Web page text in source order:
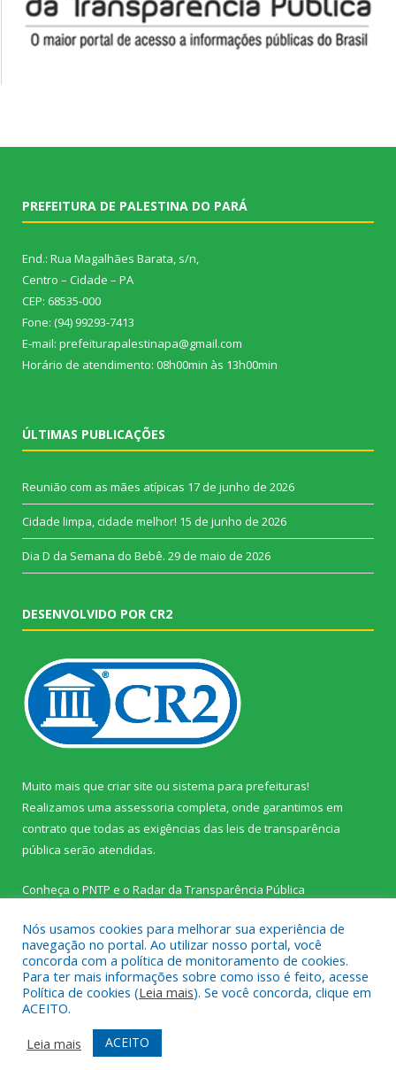
PREFEITURA DE PALESTINA DO PARÁ
End.: Rua Magalhães Barata, s/n,
Centro – Cidade – PA
CEP: 68535-000
Fone: (94) 99293-7413
E-mail: prefeiturapalestinapa@gmail.com
Horário de atendimento: 08h00min às 13h00min
ÚLTIMAS PUBLICAÇÕES
Reunião com as mães atípicas 17 de junho de 2026
Cidade limpa, cidade melhor! 15 de junho de 2026
Dia D da Semana do Bebê. 29 de maio de 2026
DESENVOLVIDO POR CR2
Muito mais que criar site ou sistema para prefeituras!
Realizamos uma assessoria completa, onde garantimos em
contrato que todas as exigências das leis de transparência
pública serão atendidas.
Conheça o PNTP e o Radar da Transparência Pública
Todos os direitos reservados a Prefeitura Municipal de Palestina
do Pará.
Mapa do Site
Acessar Área Administrativa
Acessar Webmail
Nós usamos cookies para melhorar sua experiência de
navegação no portal. Ao utilizar nosso portal, você
concorda com a política de monitoramento de cookies.
Para ter mais informações sobre como isso é feito, acesse
Política de cookies (Leia mais). Se você concorda, clique em
ACEITO.
Leia mais
ACEITO